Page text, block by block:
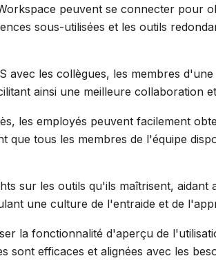
peuvent se connecter pour
sous-utilisées et les outils
avec les collègues, les membres
ainsi une meilleure collaboration
les employés peuvent facilement
tous les membres de l'équipe
sur les outils qu'ils maîtrisent, aidant
une culture de l'entraide et de
la fonctionnalité d'aperçu de
efficaces et alignées avec les